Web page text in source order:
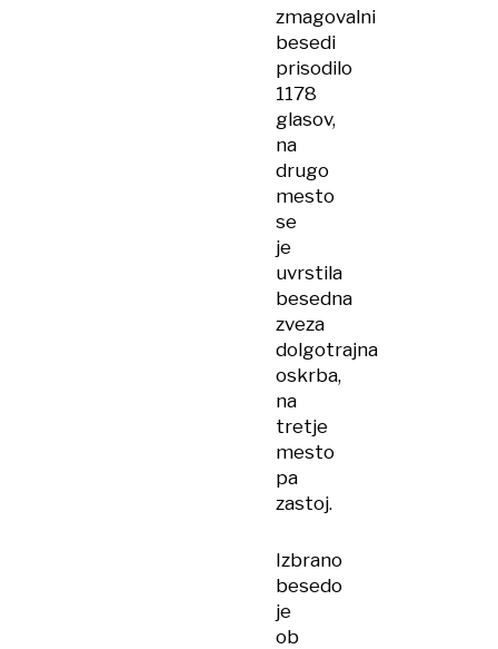
zmagovalni
besedi
prisodilo
1178
glasov,
na
drugo
mesto
se
je
uvrstila
besedna
zveza
dolgotrajna
oskrba,
na
tretje
mesto
pa
zastoj.
Izbrano
besedo
je
ob